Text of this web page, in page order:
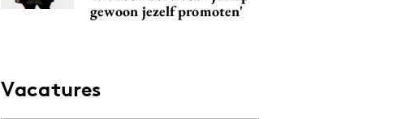
gewoon jezelf promoten'
Vacatures